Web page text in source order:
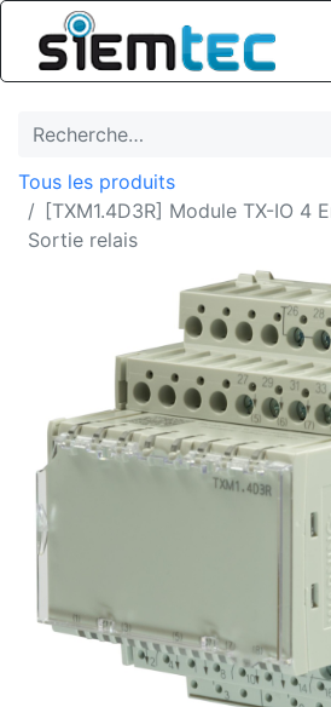
Tous les produits
[TXM1.4D3R] Module TX-IO 4
Sortie relais